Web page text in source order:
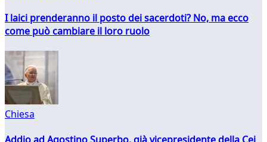
I laici prenderanno il posto dei sacerdoti? No, ma ecco
come può cambiare il loro ruolo
Chiesa